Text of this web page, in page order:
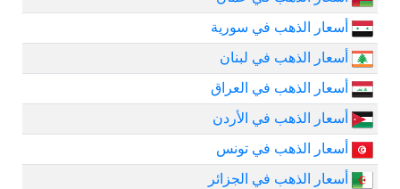
أسعار الذهب في سورية
أسعار الذهب في لبنان
أسعار الذهب في العراق
أسعار الذهب في الأردن
أسعار الذهب في تونس
أسعار الذهب في الجزائر